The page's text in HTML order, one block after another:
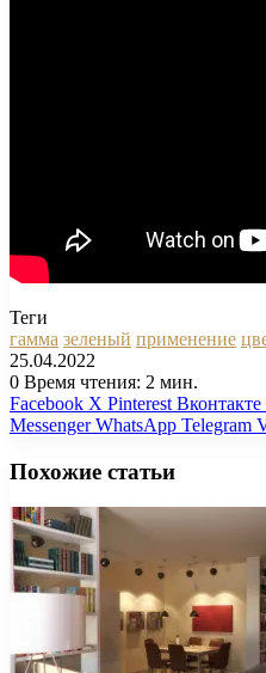
Теги
гамма зеленый применение
25.04.2022
0 Время чтения: 2 мин.
Facebook X Pinterest Вконтакте
Messenger WhatsApp Telegram
Похожие статьи